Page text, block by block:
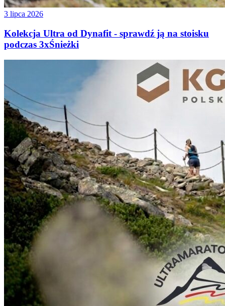
3 lipca 2026
Kolekcja Ultra od Dynafit - sprawdź ją na stoisku
podczas 3xŚnieżki